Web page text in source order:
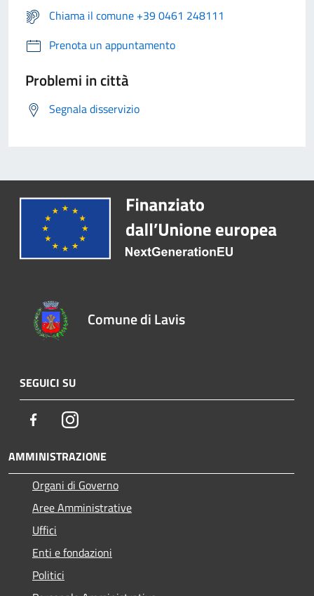
Chiama il comune +39 0461 248111
Prenota un appuntamento
Problemi in città
Segnala disservizio
Comune di Lavis
SEGUICI SU
FacebookInstagram
AMMINISTRAZIONE
Organi di Governo
Aree Amministrative
Uffici
Enti e fondazioni
Politici